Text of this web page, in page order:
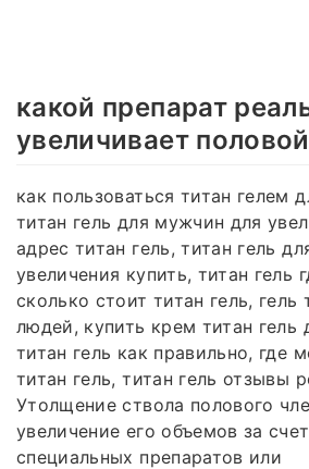
какой препарат
увеличивает
как пользоваться титан гелем
титан гель для мужчин для
адрес титан гель, титан гель
увеличения купить, титан гель
сколько стоит титан гель, гель
людей, купить крем титан гель
титан гель как правильно, где
титан гель, титан гель отзывы
Утолщение ствола полового
увеличение его объемов за
специальных препаратов или